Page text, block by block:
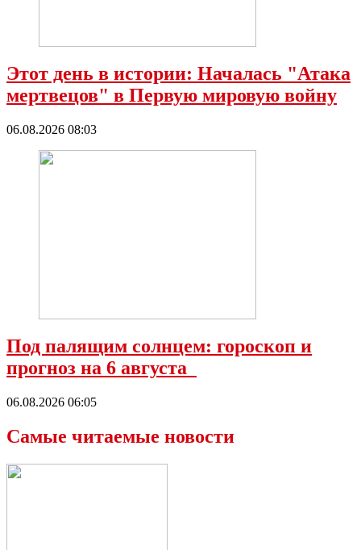
Этот день в истории: Началась "Атака
мертвецов" в Первую мировую войну
06.08.2026 08:03
Под палящим солнцем: гороскоп и
прогноз на 6 августа
06.08.2026 06:05
Самые читаемые новости